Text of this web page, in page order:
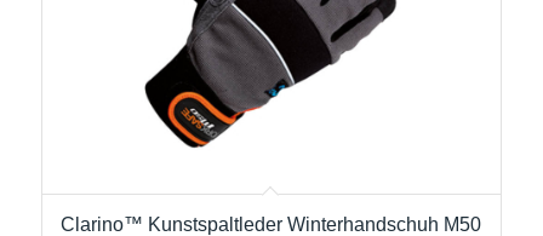
Clarino™ Kunstspaltleder Winterhandschuh M50